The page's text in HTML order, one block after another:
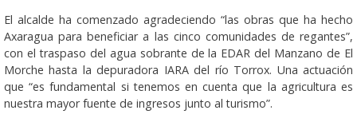
El alcalde ha comenzado agradeciendo “las obras que ha hecho
Axaragua para beneficiar a las cinco comunidades de regantes”,
con el traspaso del agua sobrante de la EDAR del Manzano de El
Morche hasta la depuradora IARA del río Torrox. Una actuación
que “es fundamental si tenemos en cuenta que la agricultura es
nuestra mayor fuente de ingresos junto al turismo”.